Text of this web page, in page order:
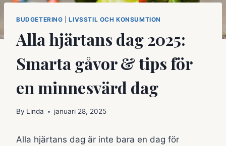
BUDGETERING |LIVSSTIL OCH KONSUMTION
Alla hjärtans dag 2025:
Smarta gåvor & tips för
en minnesvärd dag
By Linda januari 28, 2025
Alla hjärtans dag är inte bara en dag för